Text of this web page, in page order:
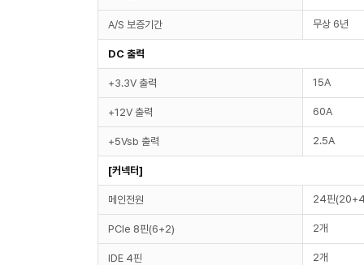
A/S 보증기간 무상 6년
DC 출력
+3.3V 출력 15A
+12V 출력 60A
+5Vsb 출력 2.5A
[커넥터]
메인전원 24핀
PCIe 8핀(6+2) 2개
IDE 4핀 2개